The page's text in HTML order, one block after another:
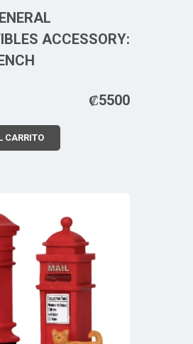
ACCESSORY:
₡5500
CARRITO